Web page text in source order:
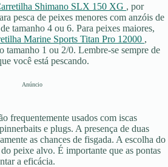
Shimano SLX 150 XG , por
pesca de peixes menores com anzóis de
tamanho 4 ou 6. Para peixes maiores,
Marine Sports Titan Pro 12000 ,
tamanho 1 ou 2/0. Lembre-se sempre de
você está pescando.
Anúncio
frequentemente usados com iscas
e plugs. A presença de duas
as chances de fisgada. A escolha do
peixe alvo. É importante que as pontas
a eficácia.